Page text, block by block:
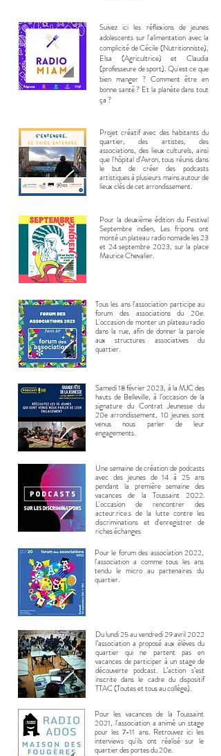
Suivez ici les réflexions de jeunes
adolescents sur l'alimentation avec la
complicité de Cécile (Nutritionniste),
Elsa (Agricultrice) et Claudia
(professeure de sport). Qu'est ce que
bien manger ? Comment être en
bonne santé ? Et la planète dans tout
ça ?
Projet créatif avec des habitants du
quartier, des artistes, des
associations, des lieux culturels, ainsi
que l'hôpital d’Avron, tous réunis dans
le but de créer des podcasts
artistiques à plusieurs mains autour de
lieux clés de cet arrondissement.
Pour la deuxième édition du Festival
Septembre indien, Les fripons ont
monté un plateau radio nomade les 23
et 24 septembre 2023, sur la place
Maurice Chevalier.
Tous les ans l'association participe au
forum des associations du 20e.
L'occasion de monter un plateau radio
dans la rue, afin de donner la parole
aux structures associatives du
quartier.
Samedi 18 février 2023, à la MJC des
hauts de Belleville, à l’occasion de la
signature du Contrat Jeunesse du
20e arrondissement, 10 jeunes sont
venus nous parler de leur
engagements.
Une semaine de création de podcasts
avec des jeunes de 14 à 25 ans
pendant la première semaine des
vacances de la Toussaint 2022.
L'occasion de rencontrer des
acteur.rice.s de la lutte contre les
discriminations et d'enregistrer de
riches échanges
Pour le forum des association 2022,
l'association a comme tous les ans
tendu le micro au partenaires du
quartier.
Du lundi 25 au vendredi 29 avril 2022
l’association a proposé aux élèves du
quartier qui ne partent pas en
vacances de participer à un stage de
découverte podcast. L’action s’est
inscrite dans le cadre du dispositif
TTAC (Toutes et tous au collège).
Pour les vacances de la Toussaint
2021, l'association a animé un stage
pour les 7-11 ans. Retrouvez ici les
interviews qu'ils ont réalisé sur le
quartier des portes du 20e.